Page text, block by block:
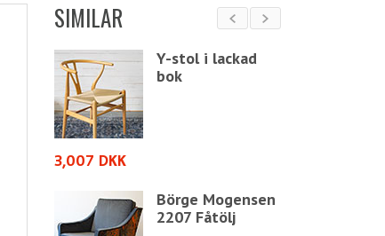
SIMILAR
Y-stol i lackad
bok
3,007 DKK
Börge Mogensen
2207 Fåtölj